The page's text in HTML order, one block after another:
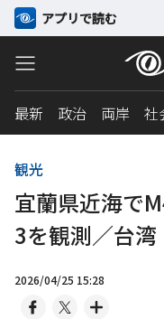
アプリで読む
最新 政治 両岸 社
観光
宜蘭県近海で
3を観測／台湾
2026/04/25 15:28